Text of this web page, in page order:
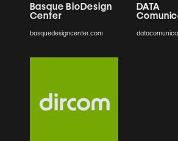
Basque BioDesign
Center
basquedesigncenter.com
DATA